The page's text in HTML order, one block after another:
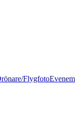
Flygfoto